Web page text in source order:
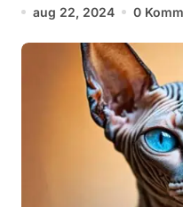
aug 22, 2024 0